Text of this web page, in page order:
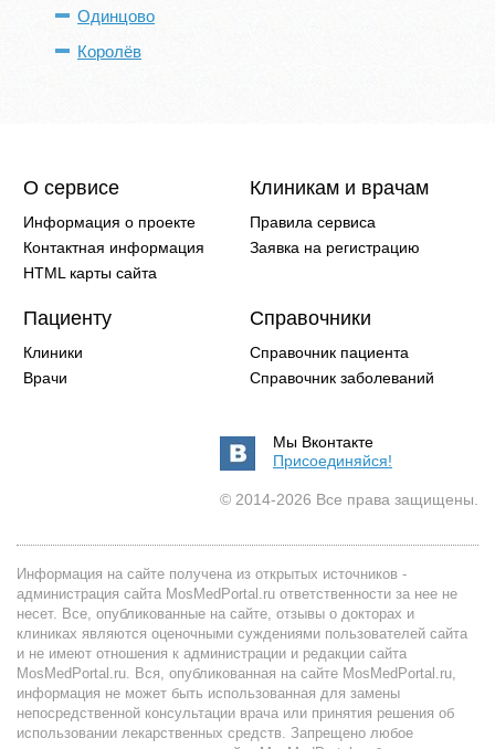
Одинцово
Королёв
О сервисе
Информация о проекте
Контактная информация
HTML карты сайта
Клиникам и врачам
Правила сервиса
Заявка на регистрацию
Пациенту
Клиники
Врачи
Справочники
Справочник пациента
Справочник заболеваний
Мы Вконтакте
Присоединяйся!
© 2014-2026 Все права защищены.
Информация на сайте получена из открытых источников -
администрация сайта MosMedPortal.ru ответственности за нее не
несет. Все, опубликованные на сайте, отзывы о докторах и
клиниках являются оценочными суждениями пользователей сайта
и не имеют отношения к администрации и редакции сайта
MosMedPortal.ru. Вся, опубликованная на сайте MosMedPortal.ru,
информация не может быть использованная для замены
непосредственной консультации врача или принятия решения об
использовании лекарственных средств. Запрещено любое